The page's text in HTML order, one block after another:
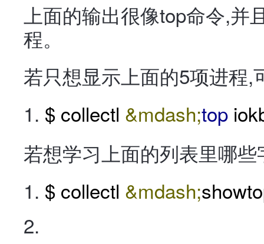
上面的输出很像top命令,
程。
若只想显示上面的5项进程,
$ collectl &mdash;top
若想学习上面的列表里哪
$ collectl &mdash;